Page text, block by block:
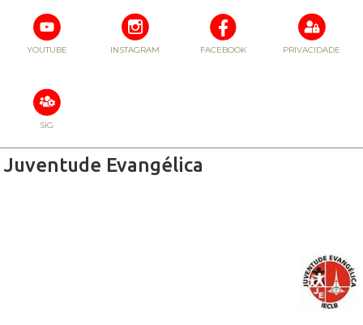
YOUTUBE INSTAGRAM FACEBOOK PRIVACIDADE
SIG
Juventude Evangélica